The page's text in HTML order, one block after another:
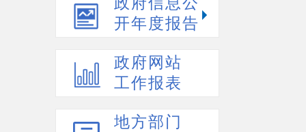
开年度报告
政府网站
工作报表
地方部门